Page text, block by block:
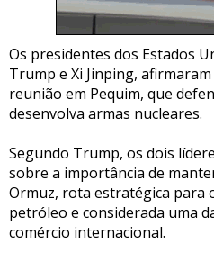
Os presidentes dos Estados
Trump e Xi Jinping,
reunião em Pequim, que
desenvolva armas nucleares.
Segundo Trump, os dois
sobre a importância de
Ormuz, rota estratégica para
petróleo e considerada uma
comércio internacional.